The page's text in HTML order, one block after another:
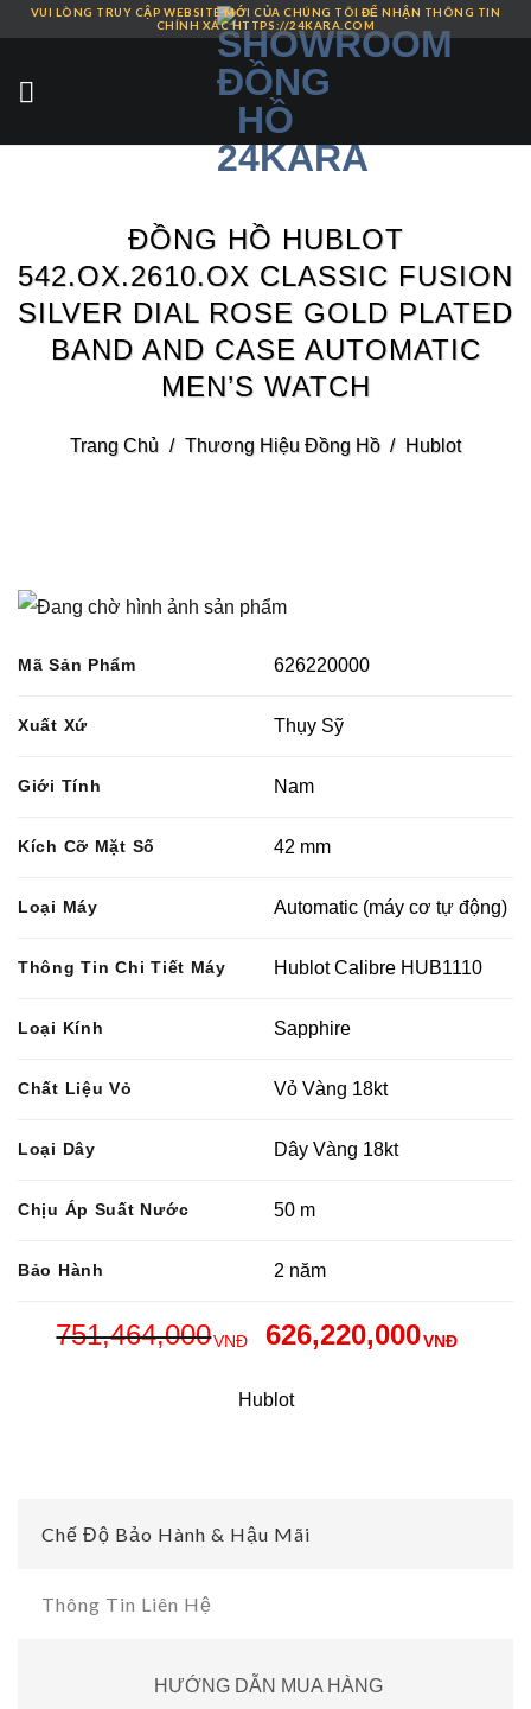
Skip
content
VUI LÒNG TRUY CẬP WEBSITE MỚI CỦA CHÚNG TÔI ĐỂ NHẬN THÔNG TIN
CHÍNH XÁC HTTPS://24KARA.COM
ĐỒNG HỒ HUBLOT
542.OX.2610.OX CLASSIC FUSION
SILVER DIAL ROSE GOLD PLATED
BAND AND CASE AUTOMATIC
MEN’S WATCH
Trang Chủ / Thương Hiệu Đồng Hồ / Hublot
Mã Sản Phẩm 626220000
Xuất Xứ Thụy Sỹ
Giới Tính Nam
Kích Cỡ Mặt Số 42 mm
Loại Máy Automatic (máy cơ tự động)
Thông Tin Chi Tiết Máy Hublot Calibre HUB1110
Loại Kính Sapphire
Chất Liệu Vỏ Vỏ Vàng 18kt
Loại Dây Dây Vàng 18kt
Chịu Áp Suất Nước 50 m
Bảo Hành 2 năm
751,464,000VNĐ 626,220,000VNĐ
Hublot
Chế Độ Bảo Hành & Hậu Mãi
Thông Tin Liên Hệ
HƯỚNG DẪN MUA HÀNG